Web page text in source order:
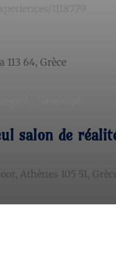
113 64, Grèce
salon de
, Athènes 105 51,